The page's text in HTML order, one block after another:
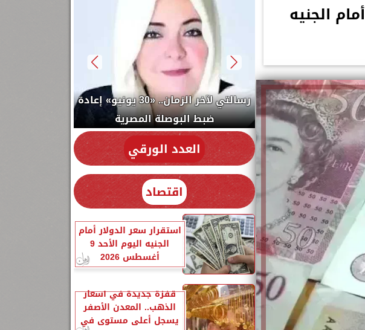
سعر الجنيه الإسترليني اليوم الإثنين 8 يونيو 2026 أمام الجنيه
ضبط البوصلة المصرية
إلهام شرشر تكتب: «صلاح» ملك
المحبة.. رسول السلام والإنسانية
العدد الورقي
اقتصاد
استقرار سعر الدولار أمام
الجنيه اليوم الأحد 9
أغسطس 2026
قفزة جديدة في أسعار
الذهب.. المعدن الأصفر
يسجل أعلى مستوى في